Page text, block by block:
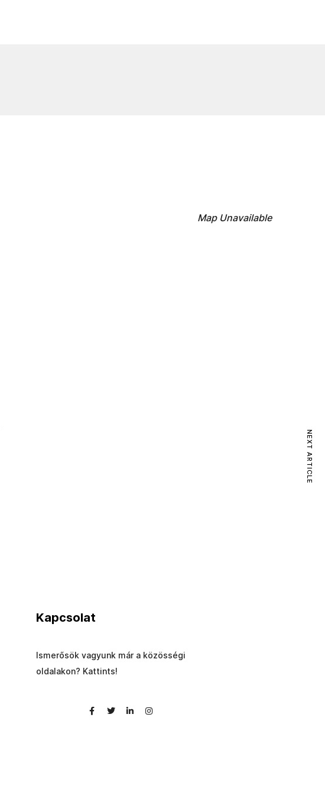
Map Unavailable
NEXT ARTICLE
Kapcsolat
Ismerősök vagyunk már a közösségi
oldalakon? Kattints!